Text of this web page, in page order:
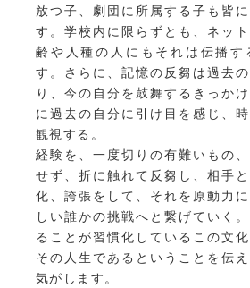
放つ子、劇団に所属する子も皆
す。学校内に限らずとも、ネッ
齢や人種の人にもそれは伝播す
す。さらに、記憶の反芻は過去
り、今の自分を鼓舞するきっか
に過去の自分に引け目を感じ、
観視する。
経験を、一度切りの有難いもの
せず、折に触れて反芻し、相手
化、誇張をして、それを原動力
しい誰かの挑戦へと繋げていく
ることが習慣化しているこの文
その人生であるということを伝
気がします。